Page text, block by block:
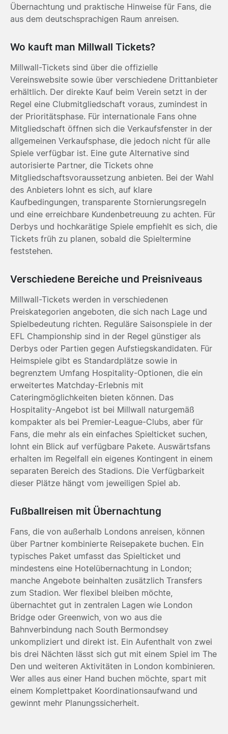
Übernachtung und praktische Hinweise für Fans, die
aus dem deutschsprachigen Raum anreisen.
Wo kauft man Millwall Tickets?
Millwall-Tickets sind über die offizielle
Vereinswebsite sowie über verschiedene Drittanbieter
erhältlich. Der direkte Kauf beim Verein setzt in der
Regel eine Clubmitgliedschaft voraus, zumindest in
der Prioritätsphase. Für internationale Fans ohne
Mitgliedschaft öffnen sich die Verkaufsfenster in der
allgemeinen Verkaufsphase, die jedoch nicht für alle
Spiele verfügbar ist. Eine gute Alternative sind
autorisierte Partner, die Tickets ohne
Mitgliedschaftsvoraussetzung anbieten. Bei der Wahl
des Anbieters lohnt es sich, auf klare
Kaufbedingungen, transparente Stornierungsregeln
und eine erreichbare Kundenbetreuung zu achten. Für
Derbys und hochkarätige Spiele empfiehlt es sich, die
Tickets früh zu planen, sobald die Spieltermine
feststehen.
Verschiedene Bereiche und Preisniveaus
Millwall-Tickets werden in verschiedenen
Preiskategorien angeboten, die sich nach Lage und
Spielbedeutung richten. Reguläre Saisonspiele in der
EFL Championship sind in der Regel günstiger als
Derbys oder Partien gegen Aufstiegskandidaten. Für
Heimspiele gibt es Standardplätze sowie in
begrenztem Umfang Hospitality-Optionen, die ein
erweitertes Matchday-Erlebnis mit
Cateringmöglichkeiten bieten können. Das
Hospitality-Angebot ist bei Millwall naturgemäß
kompakter als bei Premier-League-Clubs, aber für
Fans, die mehr als ein einfaches Spielticket suchen,
lohnt ein Blick auf verfügbare Pakete. Auswärtsfans
erhalten im Regelfall ein eigenes Kontingent in einem
separaten Bereich des Stadions. Die Verfügbarkeit
dieser Plätze hängt vom jeweiligen Spiel ab.
Fußballreisen mit Übernachtung
Fans, die von außerhalb Londons anreisen, können
über Partner kombinierte Reisepakete buchen. Ein
typisches Paket umfasst das Spielticket und
mindestens eine Hotelübernachtung in London;
manche Angebote beinhalten zusätzlich Transfers
zum Stadion. Wer flexibel bleiben möchte,
übernachtet gut in zentralen Lagen wie London
Bridge oder Greenwich, von wo aus die
Bahnverbindung nach South Bermondsey
unkompliziert und direkt ist. Ein Aufenthalt von zwei
bis drei Nächten lässt sich gut mit einem Spiel im The
Den und weiteren Aktivitäten in London kombinieren.
Wer alles aus einer Hand buchen möchte, spart mit
einem Komplettpaket Koordinationsaufwand und
gewinnt mehr Planungssicherheit.